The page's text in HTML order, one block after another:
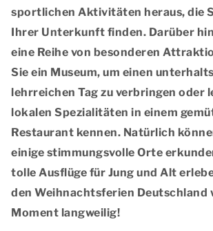
sportlichen Aktivitäten heraus, die
Ihrer Unterkunft finden. Darüber
eine Reihe von besonderen
Sie ein Museum, um einen
lehrreichen Tag zu verbringen oder
lokalen Spezialitäten in einem
Restaurant kennen. Natürlich
einige stimmungsvolle Orte
tolle Ausflüge für Jung und Alt
den Weihnachtsferien Deutschland
Moment langweilig!